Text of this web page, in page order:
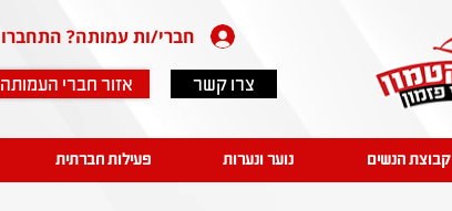
חברי/ות עמותה? התחברו
אזור חברי העמותה צרו קשר
קבוצת הנשים נוער ונערות פעילות חברתית